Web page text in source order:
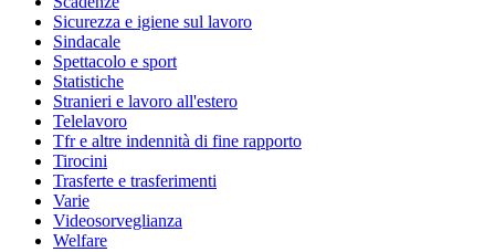
Sicurezza e igiene sul lavoro
Sindacale
Spettacolo e sport
Statistiche
Stranieri e lavoro all'estero
Telelavoro
Tfr e altre indennità di fine rapporto
Tirocini
Trasferte e trasferimenti
Varie
Videosorveglianza
Welfare